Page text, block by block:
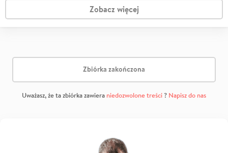
Zobacz więcej
Zbiórka zakończona
Uważasz, że ta zbiórka zawiera niedozwolone treści? Napisz do nas